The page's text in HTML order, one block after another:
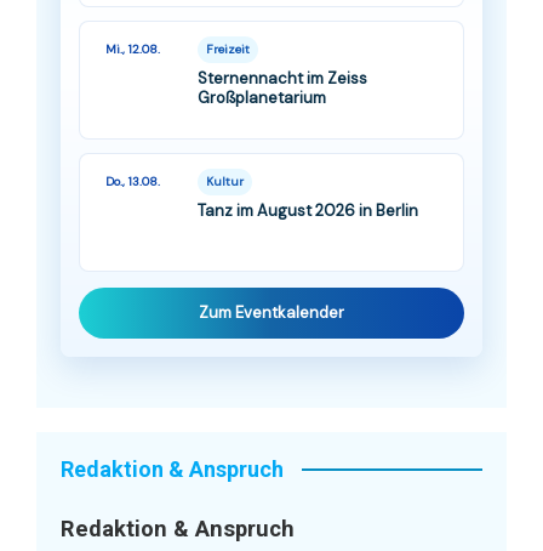
Mi., 12.08. Freizeit
Sternennacht im Zeiss
Großplanetarium
Do., 13.08. Kultur
Tanz im August 2026 in Berlin
Zum Eventkalender
Redaktion & Anspruch
Redaktion & Anspruch